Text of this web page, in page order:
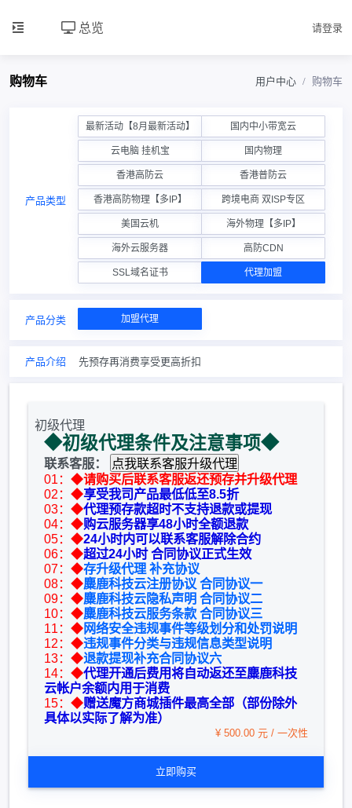
总览 请登录
购物车 用户中心 购物车
产品类型
最新活动【8月最新活动】 国内中小带宽云
云电脑 挂机宝 国内物理
香港高防云 香港普防云
香港高防物理【多IP】 跨境电商 双ISP专区
美国云机 海外物理【多IP】
海外云服务器 高防CDN
SSL域名证书 代理加盟
产品分类 加盟代理
产品介绍 先预存再消费享受更高折扣
初级代理
◆初级代理条件及注意事项◆
联系客服：
01：◆请购买后联系客服返还预存并升级代理
02：◆享受我司产品最低低至8.5折
03：◆代理预存款超时不支持退款或提现
04：◆购云服务器享48小时全额退款
05：◆24小时内可以联系客服解除合约
06：◆超过24小时 合同协议正式生效
07：◆存升级代理 补充协议
08：◆麋鹿科技云注册协议 合同协议一
09：◆麋鹿科技云隐私声明 合同协议二
10：◆麋鹿科技云服务条款 合同协议三
11：◆网络安全违规事件等级划分和处罚说明
12：◆违规事件分类与违规信息类型说明
13：◆退款提现补充合同协议六
14：◆代理开通后费用将自动返还至麋鹿科技
云帐户余额内用于消费
15：◆赠送魔方商城插件最高全部（部份除外
具体以实际了解为准）
¥ 500.00 元 / 一次性
立即购买